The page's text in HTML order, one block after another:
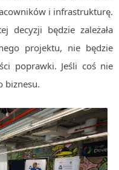
i infrastrukturę.
decyzji będzie zależała
projektu, nie będzie
poprawki. Jeśli coś nie
biznesu.